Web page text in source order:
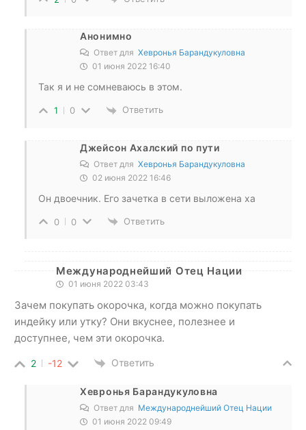
Анонимно
Ответ для Хевронья Барандукуловна
01 июня 2022 16:40
Так я и не сомневаюсь в этом.
1 0 Ответить
Джейсон Ахалский по пути
Ответ для Хевронья Барандукуловна
02 июня 2022 16:46
Он двоечник. Его зачетка в сети выложена ха
0 0 Ответить
Международнейший Отец Нации
01 июня 2022 03:43
Зачем покупать окорочка, когда можно покупать
индейку или утку? Они вкуснее, полезнее и
доступнее, чем эти окорочка.
2 -12 Ответить
Хевронья Барандукуловна
Ответ для Международнейший Отец Нации
01 июня 2022 09:49